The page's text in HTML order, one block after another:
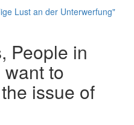
Lust an der Unterwerfung"
People in
to
issue of